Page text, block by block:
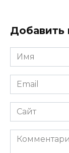
Добавить
Имя
*
Email
*
Сайт
Комментарий